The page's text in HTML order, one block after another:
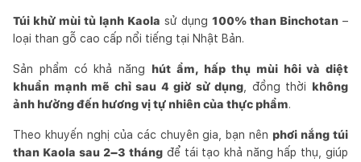
Túi khử mùi tủ lạnh Kaola sử dụng 100% than Binchotan –
loại than gỗ cao cấp nổi tiếng tại Nhật Bản.
Sản phẩm có khả năng hút ẩm, hấp thụ mùi hôi và diệt
khuẩn mạnh mẽ chỉ sau 4 giờ sử dụng , đồng thời không
ảnh hưởng đến hương vị tự nhiên của thực phẩm.
Theo khuyến nghị của các chuyên gia, bạn nên phơi nắng túi
than Kaola sau 2–3 thángđể tái tạo khả năng hấp thụ, giúp